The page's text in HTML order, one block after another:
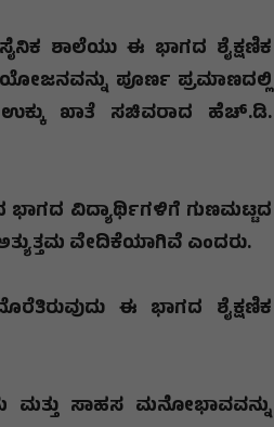
ಶಾಲೆಯು ಈ ಭಾಗದ ಶೈಕ್ಷಣಿಕ
ಪೂರ್ಣ ಪ್ರಮಾಣದಲ್ಲಿ
ಉಕ್ಕು ಖಾತೆ ಸಚಿವರಾದ ಹೆಚ್.ಡಿ.
ಭಾಗದ ವಿದ್ಯಾರ್ಥಿಗಳಿಗೆ ಗುಣಮಟ್ಟದ
ವೇದಿಕೆಯಾಗಿವೆ ಎಂದರು.
ಈ ಭಾಗದ ಶೈಕ್ಷಣಿಕ
ಮತ್ತು ಸಾಹಸ ಮನೋಭಾವವನ್ನು